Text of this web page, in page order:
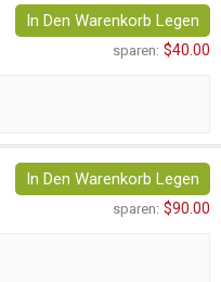
In Den Warenkorb Legen
sparen: $40.00
In Den Warenkorb Legen
sparen: $90.00